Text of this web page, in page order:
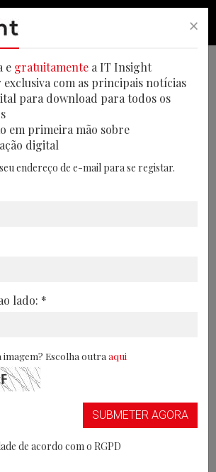
Consulting e a
Educa discutem o
do trabalho
mais humanos em
numa altura marcada
vez maior em processos
13/05/2021
×
e gratuitamente a IT Insight
exclusiva com as principais notícias
para download para todos os
em primeira mão sobre
digital
endereço de e-mail para se registar.
lado: *
imagem? Escolha outra aqui
SUBMETER AGORA
de acordo com o RGPD